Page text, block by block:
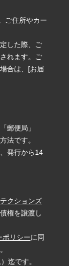
ご住所やカー
した際、ご
れます。ご
合は、[お届
郵便局」
法です。
発行から14
クションズ
権を譲渡し
ポリシーに同
迄です。